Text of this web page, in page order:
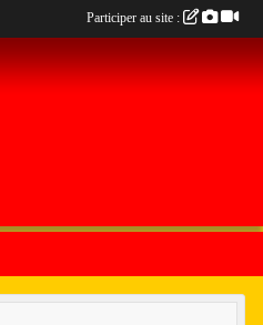
Participer au site :